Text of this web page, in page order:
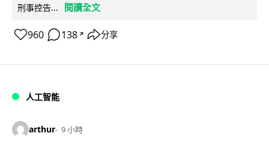
刑事控告...
閱讀全文
960 138 ↗ 分享
人工智能
arthur 9 小時